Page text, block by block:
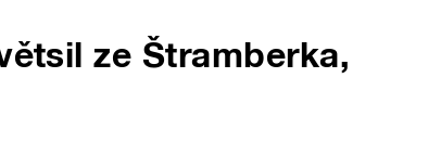
ze Štramberka,